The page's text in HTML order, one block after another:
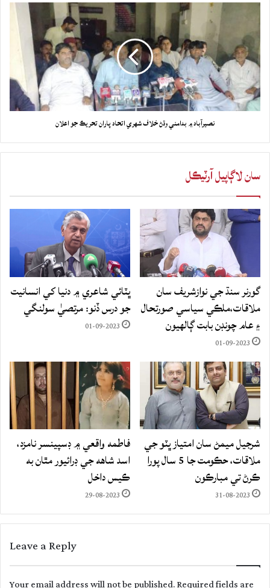
نصيرآباد ۾ بدامني وڌڻ خلاف شهري اتحاد پاران تحريڪ جو اعلان
سان لاڳاپيل آرٽيڪل
گورنر سنڌ جي نوازشريف سان
ملاقات،ملڪي سياسي صورتحال
۽ عام چونڊن بابت ڳالهيون
01-09-2023
ڀٽائي شاعري ۾ دنيا کي انسانيت
جو درس ڏنو: مرتصيٰ سولنگي
01-09-2023
شرجيل ميمڻ سان امتياز ڀٽو جي
ملاقات، حڪومت جا 5 سال پورا
ڪرڻ تي مبارڪون
31-08-2023
فاطمه واقعي ۾ ڊسپينسر نامزد،
اسد شاهه جي ڊرائيور مٿان به
ڪيس داخل
29-08-2023
Leave a Reply